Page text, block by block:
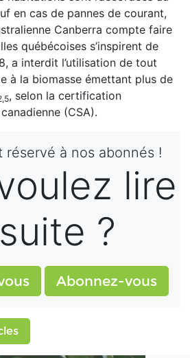
en cas de pannes de courant,
Canberra compte faire
québécoises s’inspirent de
a interdit l’utilisation de tout
à la biomasse émettant plus de
, selon la certification
(CSA).
à nos abonnés !
lire
?
Abonnez-vous